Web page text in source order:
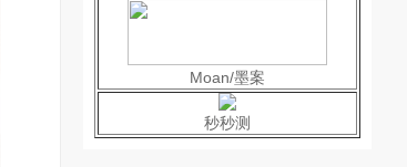
Moan/墨案
秒秒测